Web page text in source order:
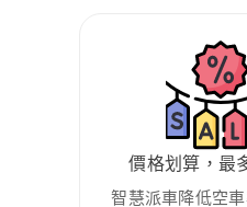
價格划算，最
智慧派車降低空